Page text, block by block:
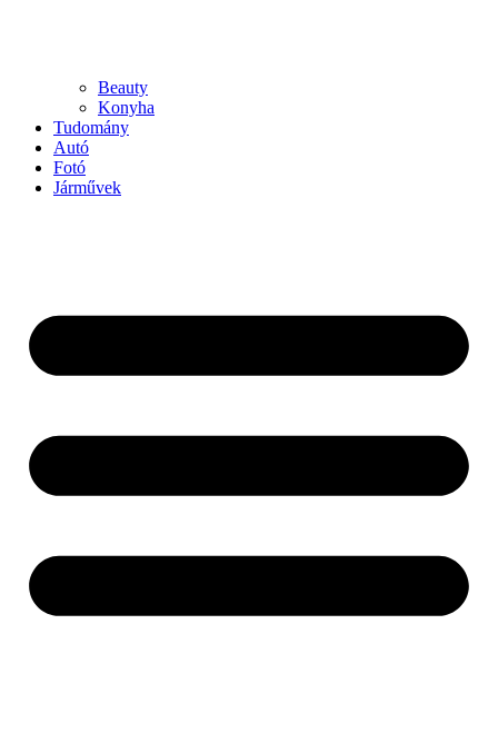
Beauty
Konyha
Tudomány
Autó
Fotó
Járművek